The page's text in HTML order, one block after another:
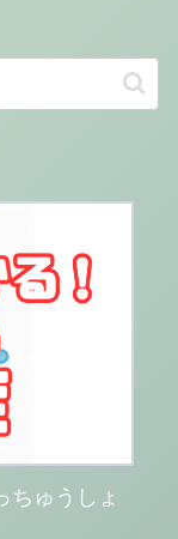
ちゅうしょ